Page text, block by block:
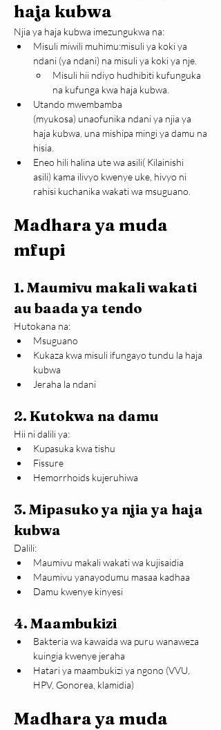
haja kubwa
Njia ya haja kubwa imezungukwa na:
Misuli miwili muhimu:misuli ya koki ya
ndani (ya ndani) na misuli ya koki ya nje.
Misuli hii ndiyo hudhibiti kufunguka
na kufunga kwa haja kubwa.
Utando mwembamba
(myukosa) unaofunika ndani ya njia ya
haja kubwa, una mishipa mingi ya damu na
hisia.
Eneo hili halina ute wa asili( Kilainishi
asili) kama ilivyo kwenye uke, hivyo ni
rahisi kuchanika wakati wa msuguano.
Madhara ya muda
mfupi
1. Maumivu makali wakati
au baada ya tendo
Hutokana na:
Msuguano
Kukaza kwa misuli ifungayo tundu la haja
kubwa
Jeraha la ndani
2. Kutokwa na damu
Hii ni dalili ya:
Kupasuka kwa tishu
Fissure
Hemorrhoids kujeruhiwa
3. Mipasuko ya njia ya haja
kubwa
Dalili:
Maumivu makali wakati wa kujisaidia
Maumivu yanayodumu masaa kadhaa
Damu kwenye kinyesi
4. Maambukizi
Bakteria wa kawaida wa puru wanaweza
kuingia kwenye jeraha
Hatari ya maambukizi ya ngono (VVU,
HPV, Gonorea, klamidia)
Madhara ya muda